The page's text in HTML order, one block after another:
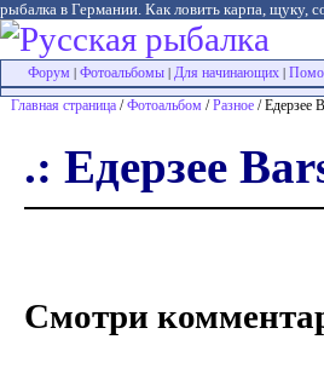
рыбалка в Германии. Как ловить карпа, щуку,
Форум Фотоальбомы Для начинающих
Главная страница /Фотоальбом /Разное / Едерзее
.: Едерзее
Смотри